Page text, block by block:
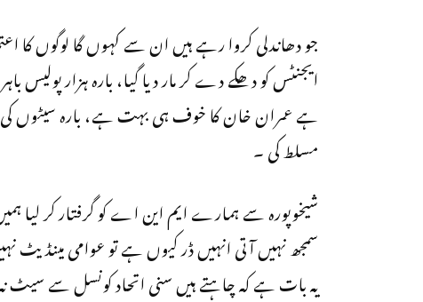
جو دھاندلی کروا رہے ہیں ان سے کہوں گا لوگوں
ایجنٹس کو دھکے دے کر مار دیا گیا، بارہ ہزار
ہے عمران خان کا خوف ہی بہت ہے، بارہ سیٹوں
مسلط کی ۔
شیخوپورہ سے ہمارے ایم این اے کو گرفتار کر لیا
سمجھ نہیں آتی انہیں ڈر کیوں ہے تو عوامی مینڈیٹ
یہ بات ہے کہ چاہتے ہیں سنی اتحاد کونسل سے سیٹ